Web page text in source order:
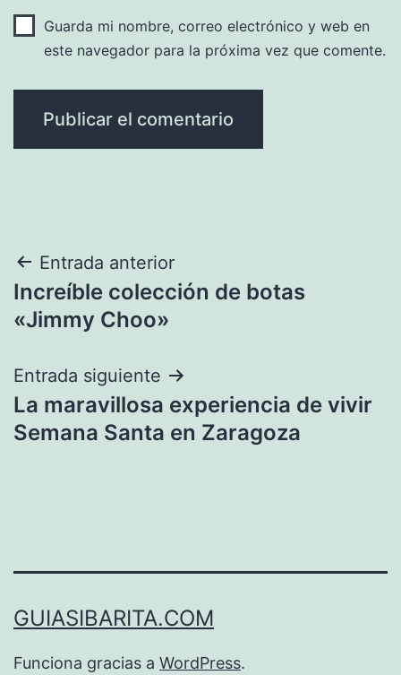
Guarda mi nombre, correo electrónico y web en
este navegador para la próxima vez que comente.
Navegación
de
Entrada anterior
Increíble colección de botas
«Jimmy Choo»
Entrada siguiente
La maravillosa experiencia de vivir
Semana Santa en Zaragoza
GUIASIBARITA.COM
Funciona gracias a WordPress.